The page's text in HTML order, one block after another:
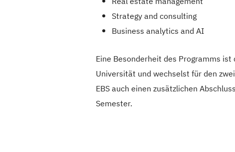
Strategy and consulting
Business analytics and AI
Eine Besonderheit des Programms
Universität und wechselst für den
EBS auch einen zusätzlichen
Semester.